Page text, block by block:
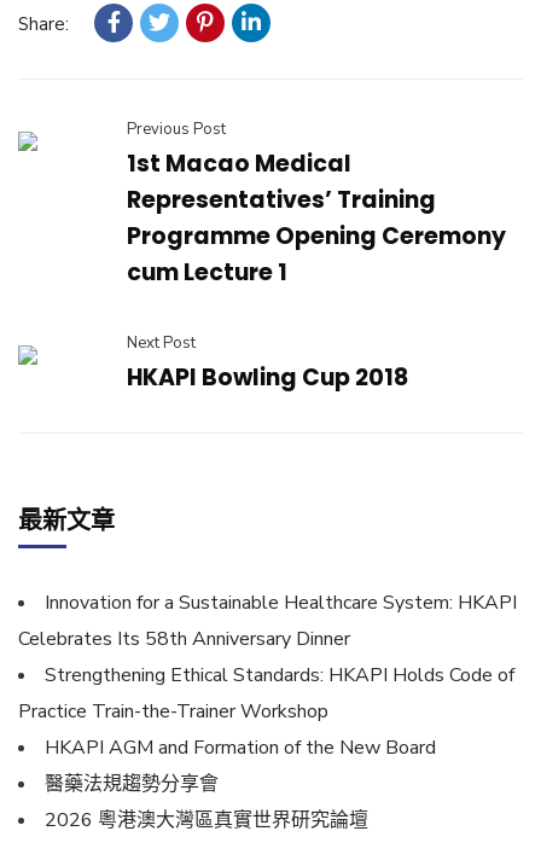
Share:
Previous Post
1st Macao Medical
Representatives’ Training
Programme Opening Ceremony
cum Lecture 1
Next Post
HKAPI Bowling Cup 2018
最新文章
Innovation for a Sustainable Healthcare System: HKAPI
Celebrates Its 58th Anniversary Dinner
Strengthening Ethical Standards: HKAPI Holds Code of
Practice Train-the-Trainer Workshop
HKAPI AGM and Formation of the New Board
醫藥法規趨勢分享會
2026 粵港澳大灣區真實世界研究論壇